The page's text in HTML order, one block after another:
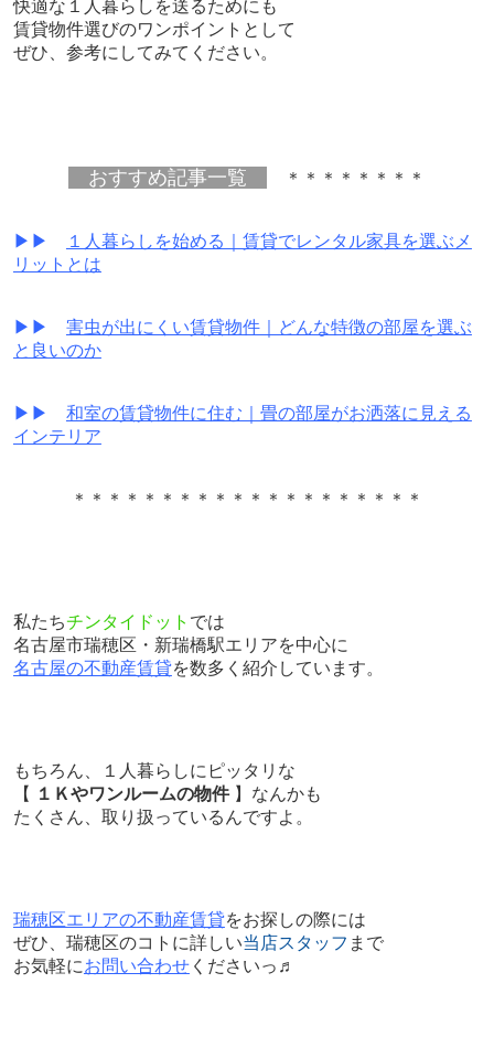
快適な１人暮らしを送るためにも
賃貸物件選びのワンポイントとして
ぜひ、参考にしてみてください。
おすすめ記事一覧 ＊＊＊＊＊＊＊＊
▶▶
１人暮らしを始める｜賃貸でレンタル家具を選ぶメ
リットとは
▶▶ 害虫が出にくい賃貸物件｜どんな特徴の部屋を選ぶ
と良いのか
▶▶ 和室の賃貸物件に住む｜畳の部屋がお洒落に見える
インテリア
＊＊＊＊＊＊＊＊＊＊＊＊＊＊＊＊＊＊＊＊
私たちチンタイドット では
名古屋市瑞穂区・新瑞橋駅エリアを中心に
名古屋の不動産賃貸を数多く紹介しています。
もちろん、１人暮らしにピッタリな
【
１Ｋやワンルームの物件】なんかも
たくさん、取り扱っているんですよ。
瑞穂区エリアの不動産賃貸をお探しの際には
ぜひ、瑞穂区のコトに詳しい当店スタッフ まで
お気軽にお問い合わせくださいっ♬